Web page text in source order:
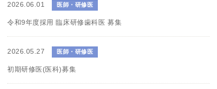
2026.06.01 医師・研修医
令和9年度採用 臨床研修歯科医 募集
2026.05.27 医師・研修医
初期研修医(医科)募集